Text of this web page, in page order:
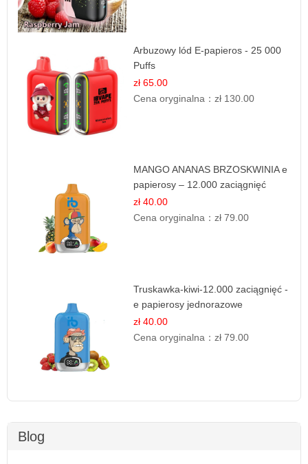
Arbuzowy lód E-papieros - 25 000
Puffs
zł 65.00
Cena oryginalna：zł 130.00
MANGO ANANAS BRZOSKWINIA e
papierosy – 12.000 zaciągnięć
zł 40.00
Cena oryginalna：zł 79.00
Truskawka-kiwi-12.000 zaciągnięć -
e papierosy jednorazowe
zł 40.00
Cena oryginalna：zł 79.00
Blog